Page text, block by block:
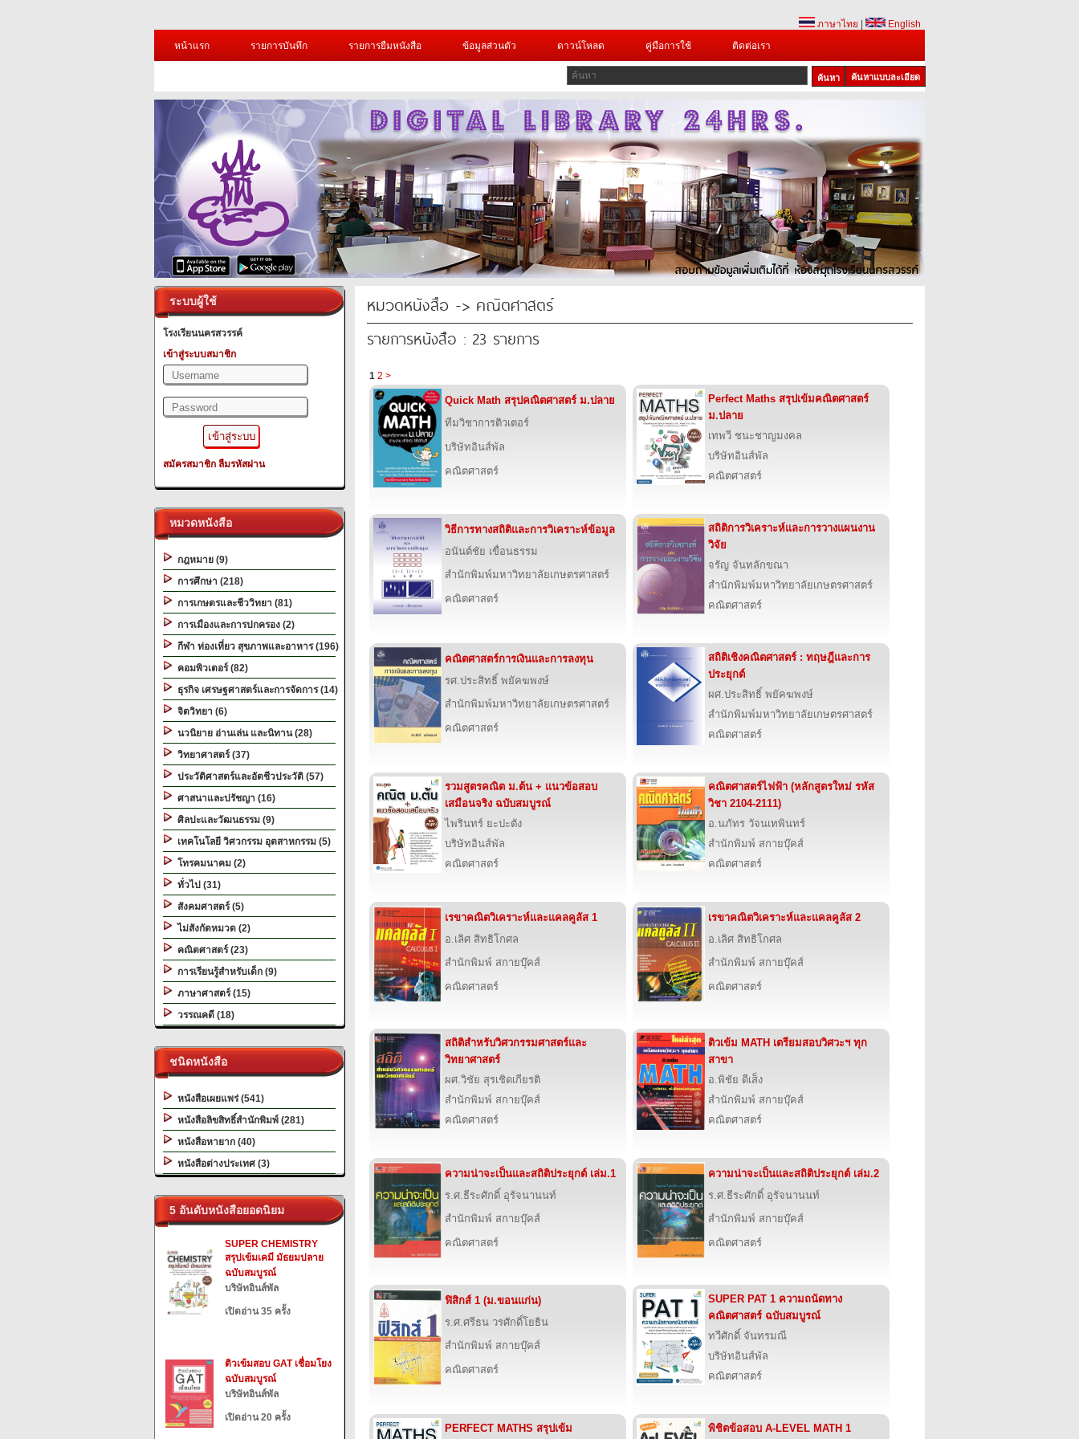
ภาษาไทย
English
หน้าแรก
รายการบันทึก รายการยืมหนังสือ ข้อมูลส่วนตัว ดาวน์โหลด คู่มือการใช้ ติดต่อเรา
ค้นหาแบบละเอียด
1 2 3
ระบบผู้ใช้
โรงเรียนนครสวรรค์
เข้าสู่ระบบสมาชิก
สมัครสมาชิก ลืมรหัสผ่าน
หมวดหนังสือ
กฎหมาย (9)
การศึกษา (218)
การเกษตรและชีววิทยา (81)
การเมืองและการปกครอง (2)
กีฬา ท่องเที่ยว สุขภาพและอาหาร (196)
คอมพิวเตอร์ (82)
ธุรกิจ เศรษฐศาสตร์และการจัดการ (14)
จิตวิทยา (6)
นวนิยาย อ่านเล่น และนิทาน (28)
วิทยาศาสตร์ (37)
ประวัติศาสตร์และอัตชีวประวัติ (57)
ศาสนาและปรัชญา (16)
ศิลปะและวัฒนธรรม (9)
เทคโนโลยี วิศวกรรม อุตสาหกรรม (5)
โทรคมนาคม (2)
ทั่วไป (31)
สังคมศาสตร์ (5)
ไม่สังกัดหมวด (2)
คณิตศาสตร์ (23)
การเรียนรู้สำหรับเด็ก (9)
ภาษาศาสตร์ (15)
วรรณคดี (18)
ชนิดหนังสือ
หนังสือเผยแพร่ (541)
หนังสือลิขสิทธิ์สำนักพิมพ์ (281)
หนังสือหายาก (40)
หนังสือต่างประเทศ (3)
5 อันดับหนังสือยอดนิยม
SUPER CHEMISTRY
สรุปเข้มเคมี มัธยมปลาย
ฉบับสมบูรณ์
บริษัทอินส์พัล
เปิดอ่าน 35 ครั้ง
ติวเข้มสอบ GAT เชื่อมโยง
ฉบับสมบูรณ์
บริษัทอินส์พัล
เปิดอ่าน 20 ครั้ง
หมวดหนังสือ -> คณิตศาสตร์
รายการหนังสือ : 23 รายการ
1 2 >
Quick Math สรุปคณิตศาสตร์ ม.ปลาย
ทีมวิชาการติวเตอร์
บริษัทอินส์พัล
คณิตศาสตร์
Perfect Maths สรุปเข้มคณิตศาสตร์
ม.ปลาย
เทพวี ชนะชาญมงคล
บริษัทอินส์พัล
คณิตศาสตร์
วิธีการทางสถิติและการวิเคราะห์ข้อมูล
อนันต์ชัย เขื่อนธรรม
สำนักพิมพ์มหาวิทยาลัยเกษตรศาสตร์
คณิตศาสตร์
สถิติการวิเคราะห์และการวางแผนงาน
วิจัย
จรัญ จันทลักขณา
สำนักพิมพ์มหาวิทยาลัยเกษตรศาสตร์
คณิตศาสตร์
คณิตศาสตร์การเงินและการลงทุน
รศ.ประสิทธิ์ พยัคฆพงษ์
สำนักพิมพ์มหาวิทยาลัยเกษตรศาสตร์
คณิตศาสตร์
สถิติเชิงคณิตศาสตร์ : ทฤษฎีและการ
ประยุกต์
ผศ.ประสิทธิ์ พยัคฆพงษ์
สำนักพิมพ์มหาวิทยาลัยเกษตรศาสตร์
คณิตศาสตร์
รวมสูตรคณิต ม.ต้น + แนวข้อสอบ
เสมือนจริง ฉบับสมบูรณ์
ไพรินทร์ ยะปะตัง
บริษัทอินส์พัล
คณิตศาสตร์
คณิตศาสตร์ไฟฟ้า (หลักสูตรใหม่ รหัส
วิชา 2104-2111)
อ.นภัทร วัจนเทพินทร์
สำนักพิมพ์ สกายบุ๊คส์
คณิตศาสตร์
เรขาคณิตวิเคราะห์และแคลคูลัส 1
อ.เลิศ สิทธิโกศล
สำนักพิมพ์ สกายบุ๊คส์
คณิตศาสตร์
เรขาคณิตวิเคราะห์และแคลคูลัส 2
อ.เลิศ สิทธิโกศล
สำนักพิมพ์ สกายบุ๊คส์
คณิตศาสตร์
สถิติสำหรับวิศวกรรมศาสตร์และ
วิทยาศาสตร์
ผศ.วิชัย สุรเชิดเกียรติ
สำนักพิมพ์ สกายบุ๊คส์
คณิตศาสตร์
ติวเข้ม MATH เตรียมสอบวิศวะฯ ทุก
สาขา
อ.พิชัย ดีเส็ง
สำนักพิมพ์ สกายบุ๊คส์
คณิตศาสตร์
ความน่าจะเป็นและสถิติประยุกต์ เล่ม.1
ร.ศ.ธีระศักดิ์ อุรัจนานนท์
สำนักพิมพ์ สกายบุ๊คส์
คณิตศาสตร์
ความน่าจะเป็นและสถิติประยุกต์ เล่ม.2
ร.ศ.ธีระศักดิ์ อุรัจนานนท์
สำนักพิมพ์ สกายบุ๊คส์
คณิตศาสตร์
ฟิสิกส์ 1 (ม.ขอนแก่น)
ร.ศ.ศรีธน วรศักดิ์โยธิน
สำนักพิมพ์ สกายบุ๊คส์
คณิตศาสตร์
SUPER PAT 1 ความถนัดทาง
คณิตศาสตร์ ฉบับสมบูรณ์
ทวีศักดิ์ จันทรมณี
บริษัทอินส์พัล
คณิตศาสตร์
PERFECT MATHS สรุปเข้ม พิชิตข้อสอบ A-LEVEL MATH 1